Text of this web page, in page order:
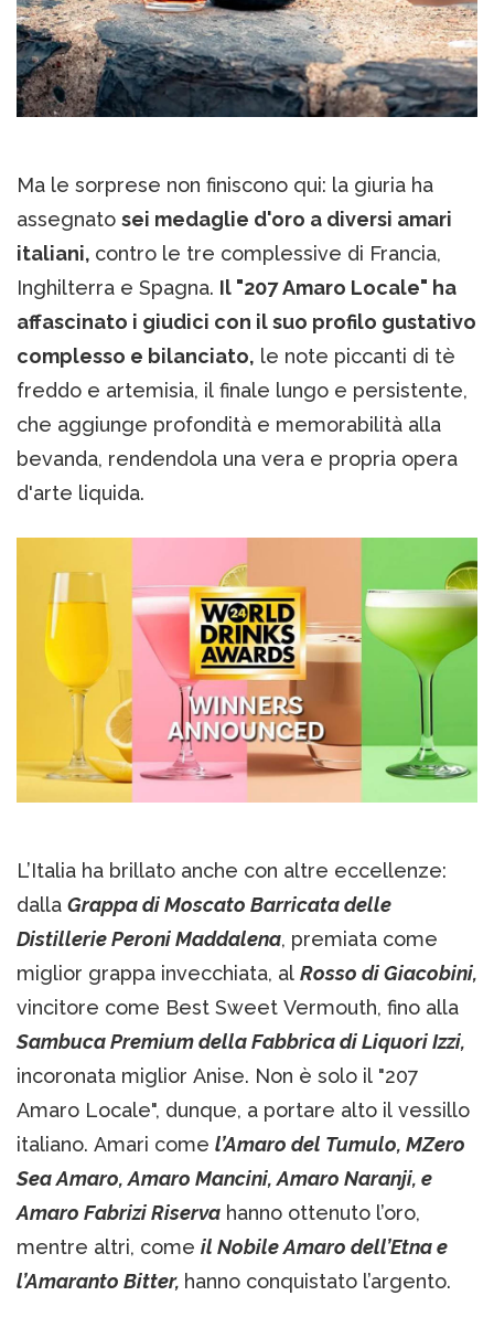
Ma le sorprese non finiscono qui: la giuria ha
assegnato sei medaglie d'oro a diversi amari
italiani, contro le tre complessive di Francia,
Inghilterra e Spagna. Il "207 Amaro Locale" ha
affascinato i giudici con il suo profilo gustativo
complesso e bilanciato, le note piccanti di tè
freddo e artemisia, il finale lungo e persistente,
che aggiunge profondità e memorabilità alla
bevanda, rendendola una vera e propria opera
d'arte liquida.
L’Italia ha brillato anche con altre eccellenze:
dalla Grappa di Moscato Barricata delle
Distillerie Peroni Maddalena, premiata come
miglior grappa invecchiata, al Rosso di Giacobini,
vincitore come Best Sweet Vermouth, fino alla
Sambuca Premium della Fabbrica di Liquori Izzi,
incoronata miglior Anise. Non è solo il "207
Amaro Locale", dunque, a portare alto il vessillo
italiano. Amari come l’Amaro del Tumulo, MZero
Sea Amaro, Amaro Mancini, Amaro Naranji, e
Amaro Fabrizi Riserva hanno ottenuto l’oro,
mentre altri, come il Nobile Amaro dell’Etna e
l’Amaranto Bitter, hanno conquistato l’argento.